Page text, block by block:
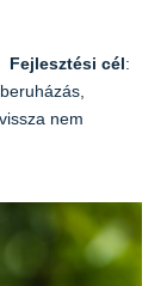
Fejlesztési cél:
nem